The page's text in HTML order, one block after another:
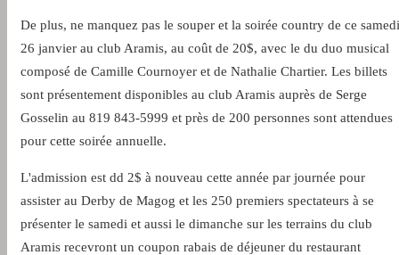
De plus, ne manquez pas le souper et la soirée country de ce samedi
26 janvier au club Aramis, au coût de 20$, avec le du duo musical
composé de Camille Cournoyer et de Nathalie Chartier. Les billets
sont présentement disponibles au club Aramis auprès de Serge
Gosselin au 819 843-5999 et près de 200 personnes sont attendues
pour cette soirée annuelle.
L'admission est dd 2$ à nouveau cette année par journée pour
assister au Derby de Magog et les 250 premiers spectateurs à se
présenter le samedi et aussi le dimanche sur les terrains du club
Aramis recevront un coupon rabais de déjeuner du restaurant